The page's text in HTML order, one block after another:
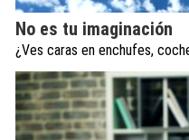
No es tu imaginación
¿Ves caras en enchufes,